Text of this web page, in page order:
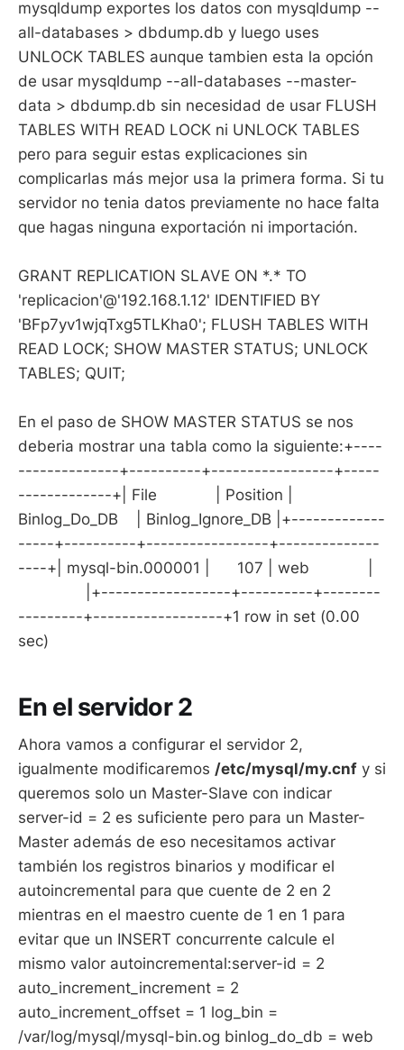
mysqldump exportes los datos con mysqldump --
all-databases > dbdump.db y luego uses
UNLOCK TABLES aunque tambien esta la opción
de usar mysqldump --all-databases --master-
data > dbdump.db sin necesidad de usar FLUSH
TABLES WITH READ LOCK ni UNLOCK TABLES
pero para seguir estas explicaciones sin
complicarlas más mejor usa la primera forma. Si tu
servidor no tenia datos previamente no hace falta
que hagas ninguna exportación ni importación.
GRANT REPLICATION SLAVE ON *.* TO
'replicacion'@'192.168.1.12' IDENTIFIED BY
'BFp7yv1wjqTxg5TLKha0'; FLUSH TABLES WITH
READ LOCK; SHOW MASTER STATUS; UNLOCK
TABLES; QUIT;
En el paso de SHOW MASTER STATUS se nos
deberia mostrar una tabla como la siguiente:+----
--------------+----------+-----------------+-----
-------------+| File | Position |
Binlog_Do_DB | Binlog_Ignore_DB |+-------------
-----+----------+-----------------+--------------
----+| mysql-bin.000001 | 107 | web |
|+------------------+----------+--------
---------+------------------+1 row in set (0.00
sec)
En el servidor 2
Ahora vamos a configurar el servidor 2,
igualmente modificaremos /etc/mysql/my.cnf y si
queremos solo un Master-Slave con indicar
server-id = 2 es suficiente pero para un Master-
Master además de eso necesitamos activar
también los registros binarios y modificar el
autoincremental para que cuente de 2 en 2
mientras en el maestro cuente de 1 en 1 para
evitar que un INSERT concurrente calcule el
mismo valor autoincremental:server-id = 2
auto_increment_increment = 2
auto_increment_offset = 1 log_bin =
/var/log/mysql/mysql-bin.og binlog_do_db = web